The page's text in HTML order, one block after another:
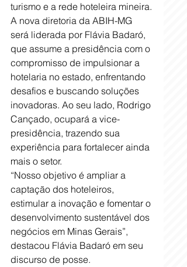
turismo e a rede hoteleira mineira.
A nova diretoria da ABIH-MG
será liderada por Flávia Badaró,
que assume a presidência com o
compromisso de impulsionar a
hotelaria no estado, enfrentando
desafios e buscando soluções
inovadoras. Ao seu lado, Rodrigo
Cançado, ocupará a vice-
presidência, trazendo sua
experiência para fortalecer ainda
mais o setor.
“Nosso objetivo é ampliar a
captação dos hoteleiros,
estimular a inovação e fomentar o
desenvolvimento sustentável dos
negócios em Minas Gerais”,
destacou Flávia Badaró em seu
discurso de posse.